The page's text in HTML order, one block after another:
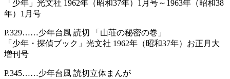
「少年」光文社 1962年（昭和37年）1月号～1963年（昭和38
年）1月号
P.329……少年台風 読切 「山荘の秘密の巻」
「少年・探偵ブック」光文社 1962年（昭和37年）お正月大
増刊号
P.345……少年台風 読切立体まんが